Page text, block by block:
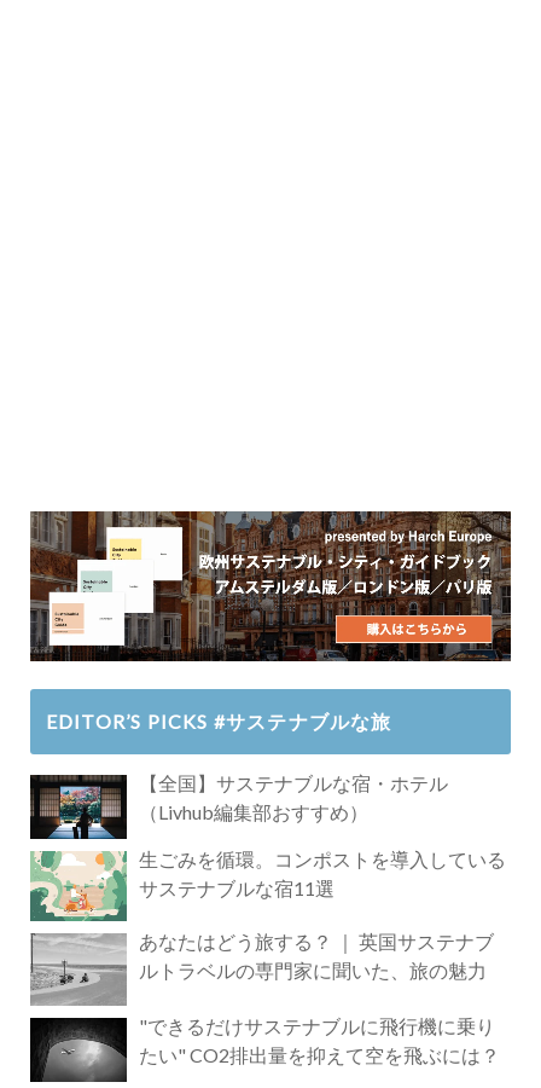
EDITOR’S PICKS #サステナブルな旅
【全国】サステナブルな宿・ホテル
（Livhub編集部おすすめ）
生ごみを循環。コンポストを導入している
サステナブルな宿11選
あなたはどう旅する？ ｜ 英国サステナブ
ルトラベルの専門家に聞いた、旅の魅力
"できるだけサステナブルに飛行機に乗り
たい" CO2排出量を抑えて空を飛ぶには？